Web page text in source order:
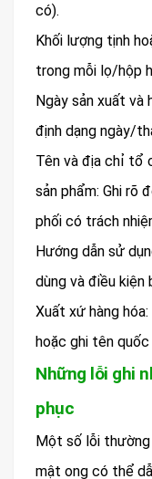
có).
Khối lượng tịnh
trong mỗi lọ/hộp
Ngày sản xuất và
định dạng ngày/
Tên và địa chỉ tổ
sản phẩm: Ghi rõ
phối có trách
Hướng dẫn sử
dùng và điều kiện
Xuất xứ hàng hóa:
hoặc ghi tên quốc
Những lỗi ghi
phục
Một số lỗi thường
mật ong có thể